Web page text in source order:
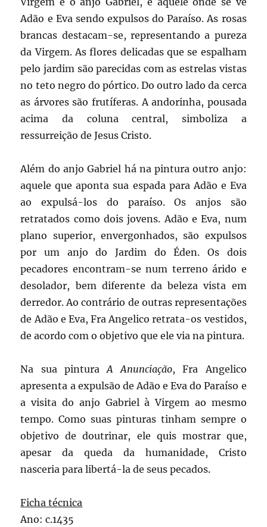
Adão e Eva sendo expulsos do Paraíso. As rosas
brancas destacam-se, representando a pureza
da Virgem. As flores delicadas que se espalham
pelo jardim são parecidas com as estrelas vistas
no teto negro do pórtico. Do outro lado da cerca
as árvores são frutíferas. A andorinha, pousada
acima da coluna central, simboliza a
ressurreição de Jesus Cristo.
Além do anjo Gabriel há na pintura outro anjo:
aquele que aponta sua espada para Adão e Eva
ao expulsá-los do paraíso. Os anjos são
retratados como dois jovens. Adão e Eva, num
plano superior, envergonhados, são expulsos
por um anjo do Jardim do Éden. Os dois
pecadores encontram-se num terreno árido e
desolador, bem diferente da beleza vista em
derredor. Ao contrário de outras representações
de Adão e Eva, Fra Angelico retrata-os vestidos,
de acordo com o objetivo que ele via na pintura.
Na sua pintura A Anunciação, Fra Angelico
apresenta a expulsão de Adão e Eva do Paraíso e
a visita do anjo Gabriel à Virgem ao mesmo
tempo. Como suas pinturas tinham sempre o
objetivo de doutrinar, ele quis mostrar que,
apesar da queda da humanidade, Cristo
nasceria para libertá-la de seus pecados.
Ficha técnica
Ano: c.1435